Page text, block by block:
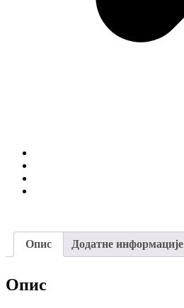
Опис Додатне информације
Опис